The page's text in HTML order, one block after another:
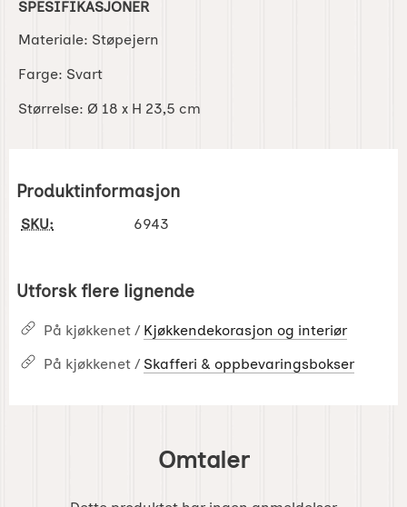
SPESIFIKASJONER
Materiale: Støpejern
Farge: Svart
Størrelse: Ø 18 x H 23,5 cm
Produktinformasjon
SKU: 6943
Utforsk flere lignende
På kjøkkenet / Kjøkkendekorasjon og interiør
På kjøkkenet / Skafferi & oppbevaringsbokser
Omtaler